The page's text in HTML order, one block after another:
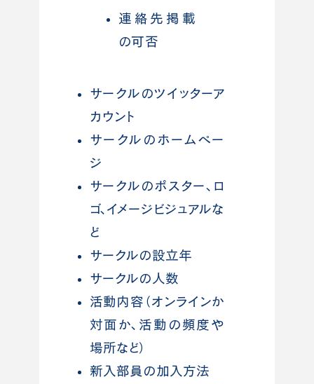
連絡先掲載
の可否
サークルのツイッターア
カウント
サークルのホームペー
ジ
サークルのポスター、ロ
ゴ、イメージビジュアルな
ど
サークルの設立年
サークルの人数
活動内容（オンラインか
対面か、活動の頻度や
場所など）
新入部員の加入方法